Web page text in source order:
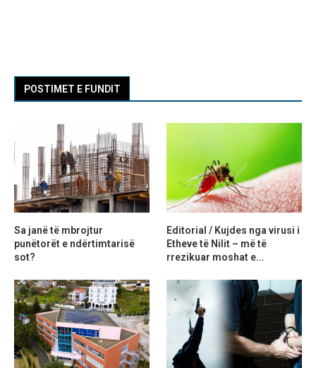
POSTIMET E FUNDIT
Sa janë të mbrojtur
punëtorët e ndërtimtarisë
sot?
Editorial / Kujdes nga virusi i
Etheve të Nilit – më të
rrezikuar moshat e...